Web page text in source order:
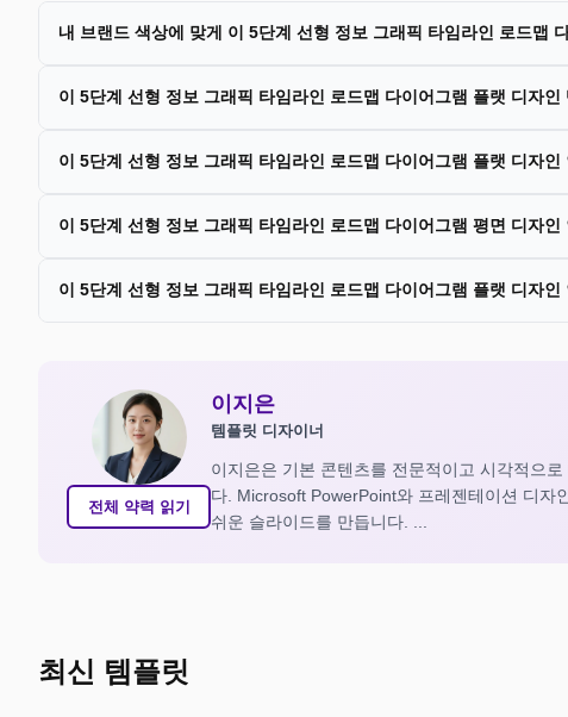
내 브랜드 색상에 맞게 이 5단계 선형 정보 그래픽 타임라인 로드맵
이 5단계 선형 정보 그래픽 타임라인 로드맵 다이어그램 플랫 디자
이 5단계 선형 정보 그래픽 타임라인 로드맵 다이어그램 플랫 디자
이 5단계 선형 정보 그래픽 타임라인 로드맵 다이어그램 평면 디자
이 5단계 선형 정보 그래픽 타임라인 로드맵 다이어그램 플랫 디자
전체 약력 읽기
이지은
템플릿 디자이너
이지은은 기본 콘텐츠를 전문적이고 시각적으
다. Microsoft PowerPoint와 프레젠테이션 디자
쉬운 슬라이드를 만듭니다. ...
최신 템플릿